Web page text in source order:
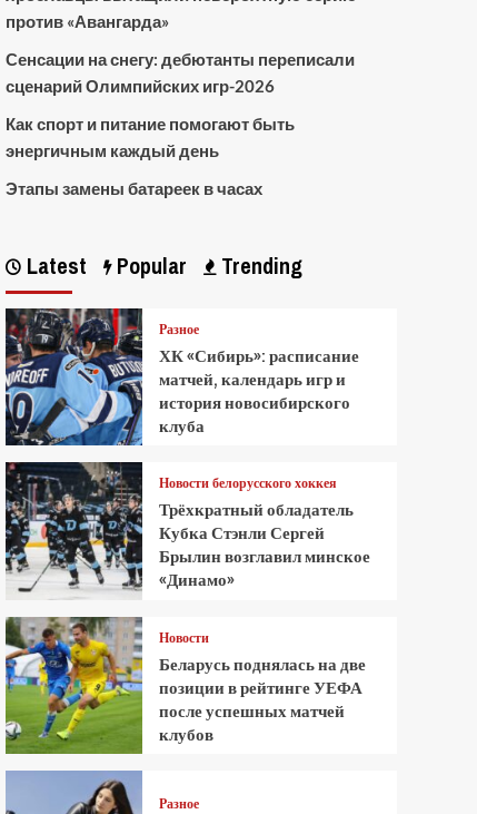
против «Авангарда»
Сенсации на снегу: дебютанты переписали
сценарий Олимпийских игр-2026
Как спорт и питание помогают быть
энергичным каждый день
Этапы замены батареек в часах
Latest Popular Trending
Разное
ХК «Сибирь»: расписание
матчей, календарь игр и
история новосибирского
клуба
Новости белорусского хоккея
Трёхкратный обладатель
Кубка Стэнли Сергей
Брылин возглавил минское
«Динамо»
Новости
Беларусь поднялась на две
позиции в рейтинге УЕФА
после успешных матчей
клубов
Разное